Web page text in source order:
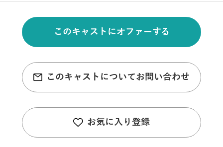
このキャストにオファーする
このキャストについてお問い合わせ
お気に入り登録